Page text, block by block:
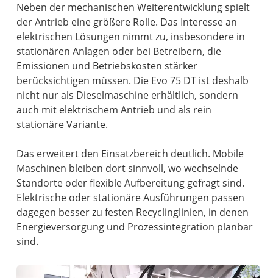
Neben der mechanischen Weiterentwicklung spielt
der Antrieb eine größere Rolle. Das Interesse an
elektrischen Lösungen nimmt zu, insbesondere in
stationären Anlagen oder bei Betreibern, die
Emissionen und Betriebskosten stärker
berücksichtigen müssen. Die Evo 75 DT ist deshalb
nicht nur als Dieselmaschine erhältlich, sondern
auch mit elektrischem Antrieb und als rein
stationäre Variante.
Das erweitert den Einsatzbereich deutlich. Mobile
Maschinen bleiben dort sinnvoll, wo wechselnde
Standorte oder flexible Aufbereitung gefragt sind.
Elektrische oder stationäre Ausführungen passen
dagegen besser zu festen Recyclinglinien, in denen
Energieversorgung und Prozessintegration planbar
sind.